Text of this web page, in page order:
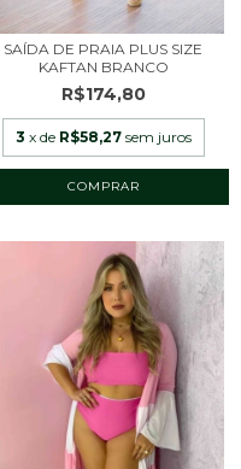
SAÍDA DE PRAIA PLUS SIZE
KAFTAN BRANCO
R$174,80
3 x de R$58,27 sem juros
COMPRAR